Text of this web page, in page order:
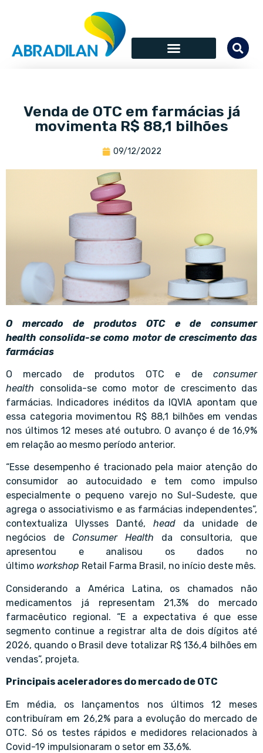
Venda de OTC em farmácias já
movimenta R$ 88,1 bilhões
09/12/2022
O mercado de produtos OTC e de
consumer
health consolida-se como motor de crescimento das
farmácias
O mercado de produtos OTC e de
consumer
health consolida-se como motor de crescimento das
farmácias. Indicadores inéditos da IQVIA apontam que
essa categoria movimentou R$ 88,1 bilhões em vendas
nos últimos 12 meses até outubro. O avanço é de 16,9%
em relação ao mesmo período anterior.
“Esse desempenho é tracionado pela maior atenção do
consumidor ao autocuidado e tem como impulso
especialmente o pequeno varejo no Sul-Sudeste, que
agrega o associativismo e as farmácias independentes”,
contextualiza Ulysses Danté, head da unidade de
negócios de Consumer Health da consultoria, que
apresentou e analisou os dados no
último workshop Retail Farma Brasil , no início deste mês.
Considerando a América Latina, os chamados não
medicamentos já representam 21,3% do mercado
farmacêutico regional. “E a expectativa é que esse
segmento continue a registrar alta de dois dígitos até
2026, quando o Brasil deve totalizar R$ 136,4 bilhões em
vendas”, projeta.
Principais aceleradores do mercado de OTC
Em média, os lançamentos nos últimos 12 meses
contribuíram em 26,2% para a evolução do mercado de
OTC. Só os testes rápidos e medidores relacionados à
Covid-19 impulsionaram o setor em 33,6%.